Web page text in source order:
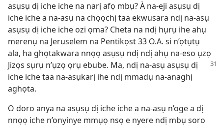
asụsụ dị iche iche na narị afọ mbụ? À na-eji asụsụ dị
iche iche a na-asụ na chọọchị taa ekwusara ndị na-asụ
asụsụ dị iche iche ozi ọma? Cheta na ndị hụrụ ihe ahụ
merenụ na Jeruselem na Pentikọst 33 O.A. si n’ọtụtụ
ala, ha ghọtakwara nnọọ asụsụ ndị ndị ahụ na-eso ụzọ
Jizọs sụrụ n’ụzọ ọrụ ebube. Ma, ndị na-asụ asụsụ dị
iche iche taa na-asụkarị ihe ndị mmadụ na-anaghị
aghọta.
O doro anya na asụsụ dị iche iche a na-asụ n’oge a dị
nnọọ iche n’onyinye mmụọ nsọ e nyere ndị mbụ soro